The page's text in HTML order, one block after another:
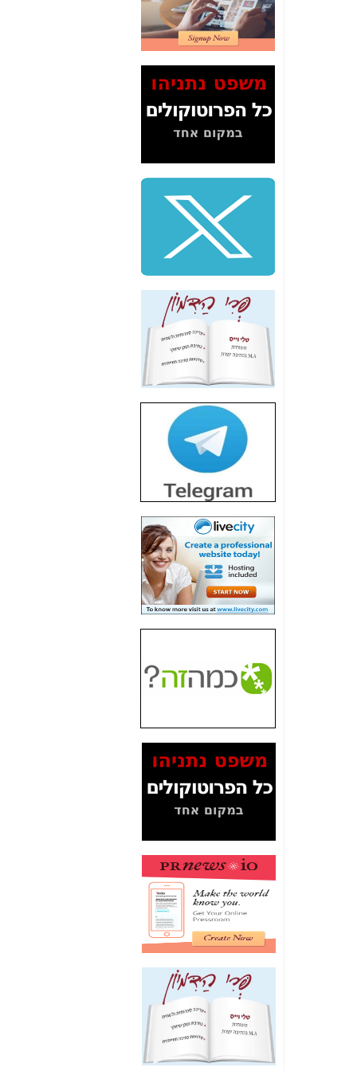
2" על תעלולי השר
משה כחלון -כאן
המשך חשיפת הבלוף
ששמו "מהפיכת
הסלולר" ואיך מסרסים
כאן
סיכום ביקור בסיליקון
באותם תחומים -כאן
שלמה פילבר (עד
לאחרונה מנכ"ל משרד
התקשורת) - עד
מדינה? הצחקתם
"יש אפליה בחקירה"?
חשיפה: למה השר
משה כחלון לא נחקר
עד היום? -
חשיפת חשד לשחיתות
הדומה לזו של "תיק
הסלולר -
חשיפת מה שלא
רוצים שתדעו בעניין
פריסת אנלימיטד
(בניחוח בלתי נסבל) -
כאן
חשיפה: איוב קרא
אישר לקבוצת סלקום
בדיוק מה שביבי אישר
כאן
האם השר איוב קרא
היה צריך בכלל לחתום
על האישור, שנתן
האם ביבי וקרא קבלו
בכלל תמורה עבור
המסמכים בנושא בזק-
Yes (תיק 4000)
מוכיחים "תפירת תיק"
לאיש הלא נכון! -כאן
עובדות ומסמכים
האם ביבי כשר
תקשורת עזר לקב'
בזק? -כאן
מה מקור ה-Fake
News שהביא לתפירת
תיק לביבי והעלמת
החשודים הנכונים -כאן
אחת הרגליים של "תיק
4000 התפור"
התמוטטה היום
בניצחון (כפול) של בזק
-
כאן
איך כתבות מפנקות